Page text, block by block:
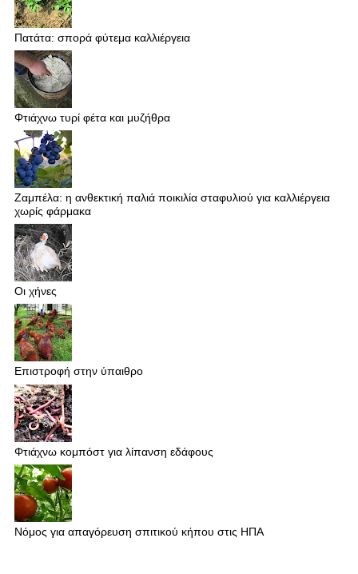
Πατάτα: σπορά φύτεμα καλλιέργεια
Φτιάχνω τυρί φέτα και μυζήθρα
Ζαμπέλα: η ανθεκτική παλιά ποικιλία σταφυλιού για καλλιέργεια
χωρίς φάρμακα
Οι χήνες
Επιστροφή στην ύπαιθρο
Φτιάχνω κομπόστ για λίπανση εδάφους
Νόμος για απαγόρευση σπιτικού κήπου στις ΗΠΑ